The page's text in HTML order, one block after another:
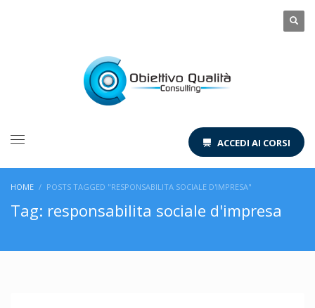
ACCEDI AI CORSI
HOME POSTS TAGGED "RESPONSABILITA SOCIALE D'IMPRESA"
Tag: responsabilita sociale d'impresa